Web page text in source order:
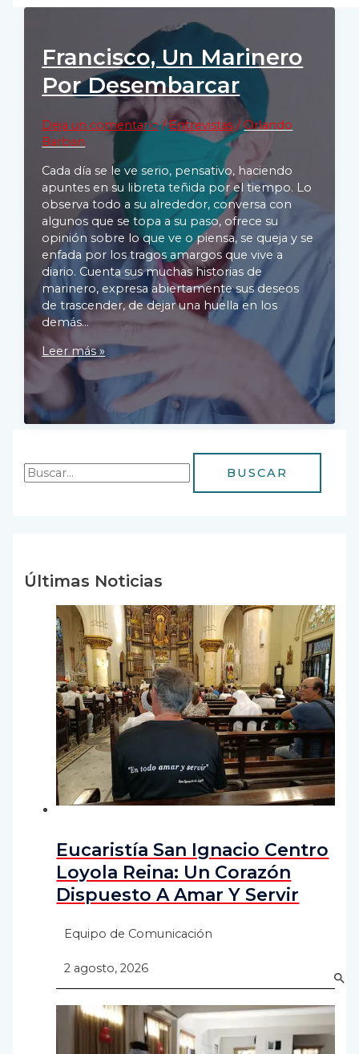
Francisco, Un Marinero
Por Desembarcar
Deja un comentario /Entrevistas /Orlando
Barban
Cada día se le ve serio, pensativo, haciendo
apuntes en su libreta teñida por el tiempo. Lo
observa todo a su alrededor, conversa con
algunos que se topa a su paso, ofrece su
opinión sobre lo que ve o piensa, se queja y se
enfada por los tragos amargos que vive a
diario. Cuenta sus muchas historias de
marinero, expresa abiertamente sus deseos
de trascender, de dejar una huella en los
demás…
Francisco,
marinero
desembarcar
Leer más »
Últimas Noticias
Eucaristía San Ignacio Centro
Loyola Reina: Un Corazón
Dispuesto A Amar Y Servir
Equipo de Comunicación
2 agosto, 2026